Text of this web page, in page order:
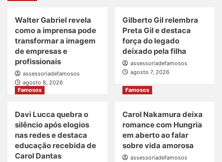
Walter Gabriel revela
como a imprensa pode
transformar a imagem
de empresas e
profissionais
assessoriadefamosos
agosto 8, 2026
Gilberto Gil relembra
Preta Gil e destaca
força do legado
deixado pela filha
assessoriadefamosos
agosto 7, 2026
Famosos
Davi Lucca quebra o
silêncio após elogios
nas redes e destaca
educação recebida de
Carol Dantas
Famosos
Carol Nakamura deixa
romance com Hungria
em aberto ao falar
sobre vida amorosa
assessoriadefamosos